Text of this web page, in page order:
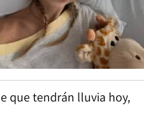
que tendrán lluvia hoy,